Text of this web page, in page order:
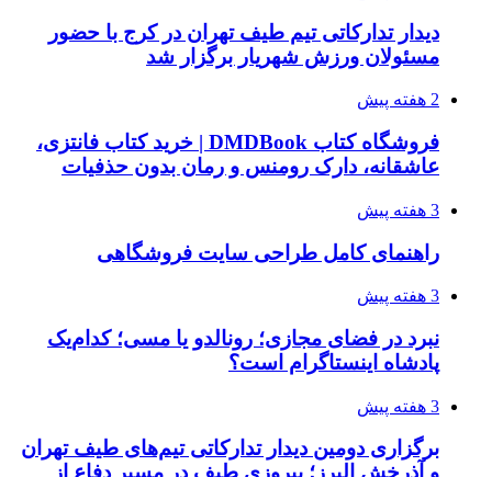
دیدار تدارکاتی تیم طیف تهران در کرج با حضور
مسئولان ورزش شهریار برگزار شد
2 هفته پیش
فروشگاه کتاب DMDBook | خرید کتاب فانتزی،
عاشقانه، دارک رومنس و رمان بدون حذفیات
3 هفته پیش
راهنمای کامل طراحی سایت فروشگاهی
3 هفته پیش
نبرد در فضای مجازی؛ رونالدو یا مسی؛ کدام‌یک
پادشاه اینستاگرام است؟
3 هفته پیش
برگزاری دومین دیدار تدارکاتی تیم‌های طیف تهران